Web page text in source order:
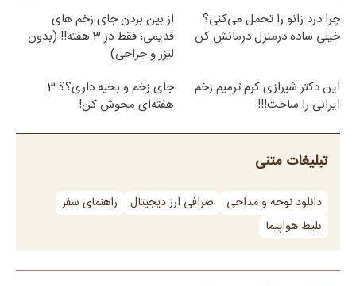
چرا درد زانو را تحمل می‌کنی؟
خیلی ساده درمنزل درمانش کن
از بین بردن جای زخم های
قدیمی، فقط در 3 هفته!! (بدون
لیزر و جراحی)
این دکتر شیرازی کرم ترمیم زخم
ایرانی را ساخت!!!
جای زخم و بخیه داری؟؟ 3
هفته‌ای محوش کن!
تبلیغات متنی
دانلود نوحه و مداحی صرافی ارز دیجیتال
راهنمای سفر
بلیط هواپیما